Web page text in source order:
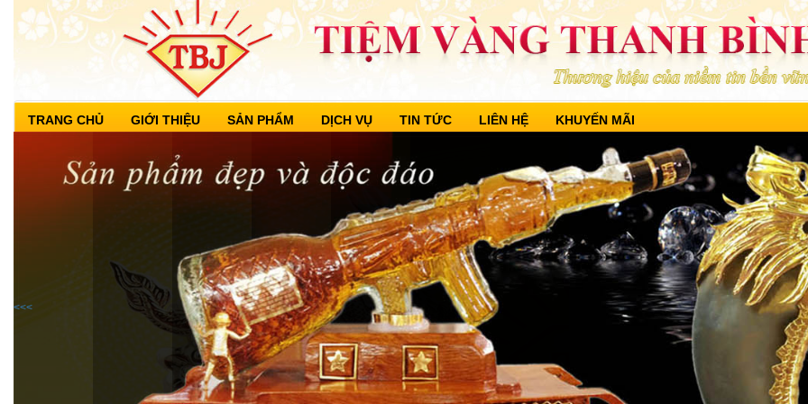
TRANG CHỦ GIỚI THIỆU SẢN PHẨM DỊCH VỤ TIN TỨC LIÊN HỆ KHUYẾN MÃI
<<<